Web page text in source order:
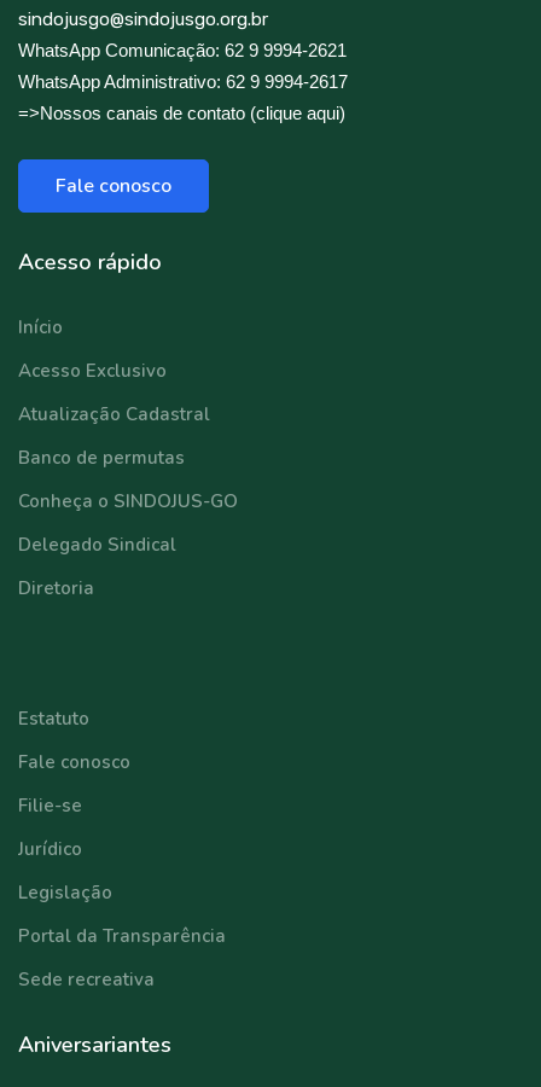
sindojusgo@sindojusgo.org.br
WhatsApp Comunicação: 62 9 9994-2621
WhatsApp Administrativo: 62 9 9994-2617
=>Nossos canais de contato (clique aqui)
Fale conosco
Acesso rápido
Início
Acesso Exclusivo
Atualização Cadastral
Banco de permutas
Conheça o SINDOJUS-GO
Delegado Sindical
Diretoria
Estatuto
Fale conosco
Filie-se
Jurídico
Legislação
Portal da Transparência
Sede recreativa
Aniversariantes